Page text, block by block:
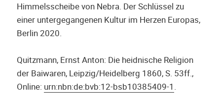
Himmelsscheibe von Nebra. Der Schlüssel zu
einer untergegangenen Kultur im Herzen Europas,
Berlin 2020.
Quitzmann, Ernst Anton: Die heidnische Religion
der Baiwaren, Leipzig/Heidelberg 1860, S. 53ff.,
Online: urn:nbn:de:bvb:12-bsb10385409-1 .